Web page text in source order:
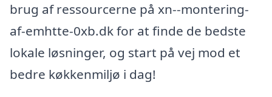
brug af ressourcerne på xn--montering-
af-emhtte-0xb.dk for at finde de bedste
lokale løsninger, og start på vej mod et
bedre køkkenmiljø i dag!